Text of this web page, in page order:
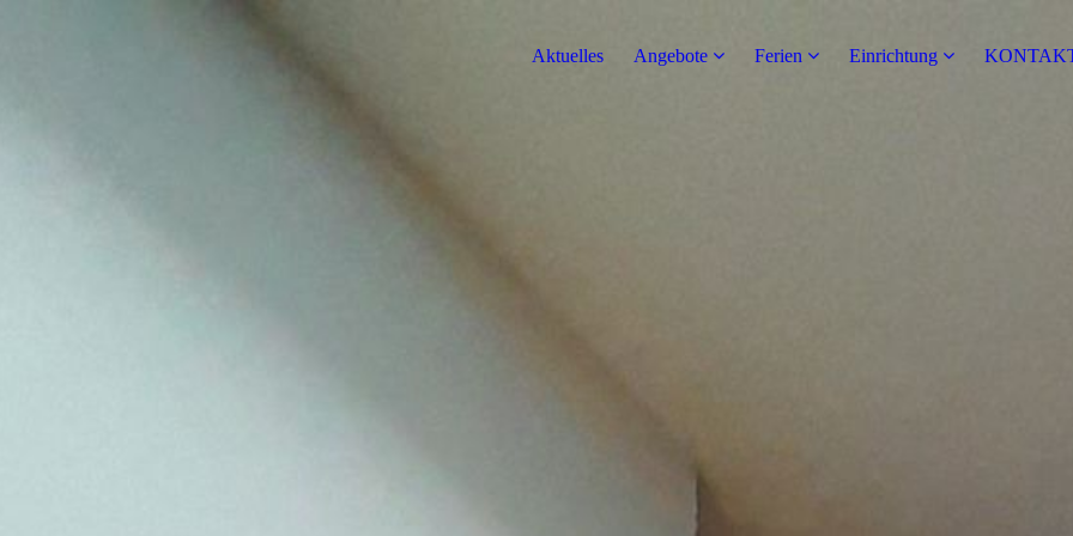
Aktuelles Angebote Ferien Einrichtung